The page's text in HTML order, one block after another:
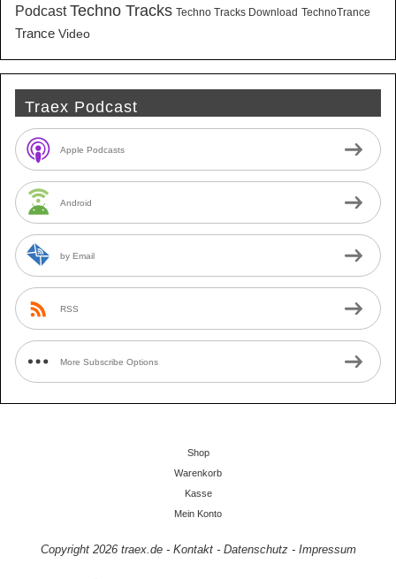
Podcast Techno Tracks Techno Tracks Download TechnoTrance
Trance Video
Traex Podcast
Apple Podcasts
Android
by Email
RSS
More Subscribe Options
Shop
Warenkorb
Kasse
Mein Konto
Copyright 2026 traex.de- Kontakt- Datenschutz- Impressum